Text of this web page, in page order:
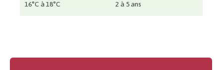
16°C à 18°C 2 à 5 ans